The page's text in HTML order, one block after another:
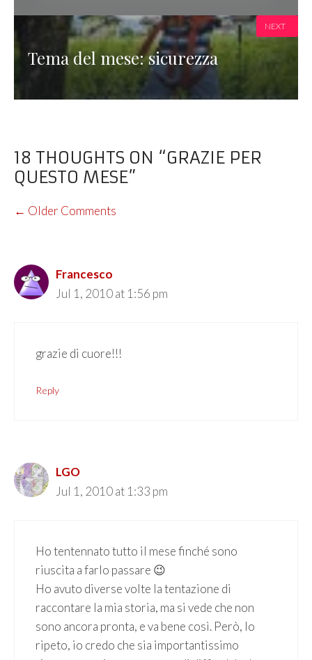
Tema del mese: sicurezza
NEXT
18 THOUGHTS ON “GRAZIE PER
QUESTO MESE”
COMMENT
← Older Comments
Francesco
Jul 1, 2010 at 1:56 pm
grazie di cuore!!!
Reply
LGO
Jul 1, 2010 at 1:33 pm
Ho tentennato tutto il mese finché sono
riuscita a farlo passare 😉
Ho avuto diverse volte la tentazione di
raccontare la mia storia, ma si vede che non
sono ancora pronta, e va bene così. Però, lo
ripeto, io credo che sia importantissimo